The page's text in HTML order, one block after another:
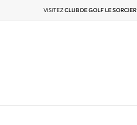
VISITEZCLUB DE GOLF LE SORCIER